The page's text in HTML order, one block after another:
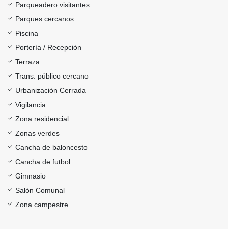
Parqueadero visitantes
Parques cercanos
Piscina
Portería / Recepción
Terraza
Trans. público cercano
Urbanización Cerrada
Vigilancia
Zona residencial
Zonas verdes
Cancha de baloncesto
Cancha de futbol
Gimnasio
Salón Comunal
Zona campestre